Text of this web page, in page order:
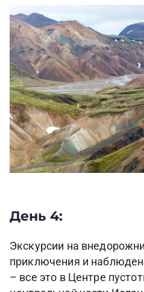
День 4:
Экскурсии на
приключения и
– все это в Центре